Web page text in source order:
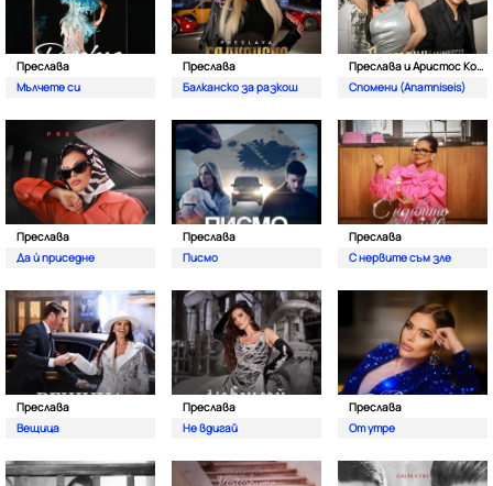
Преслава
Мълчете си
Преслава
Балканско за разкош
Преслава и Аристос Константину
Спомени (Anamniseis)
Преслава
Да ѝ приседне
Преслава
Писмо
Преслава
С нервите съм зле
Преслава
Вещица
Преслава
Не вдигай
Преслава
От утре